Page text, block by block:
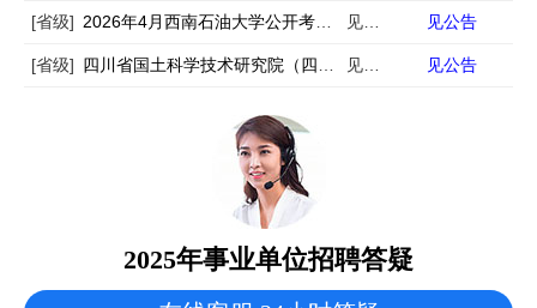
[省级] 2026年4月西南石油大学公开考试招聘12名事业编制辅导员公告 见公告
[省级] 见公告
2025年事业单位招聘答疑